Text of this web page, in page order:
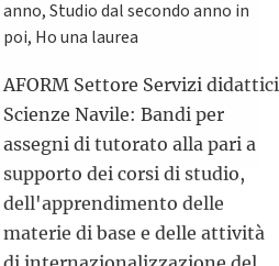
anno, Studio dal secondo anno in
poi, Ho una laurea
AFORM Settore Servizi didattici
Scienze Navile: Bandi per
assegni di tutorato alla pari a
supporto dei corsi di studio,
dell'apprendimento delle
materie di base e delle attività
di internazionalizzazione del